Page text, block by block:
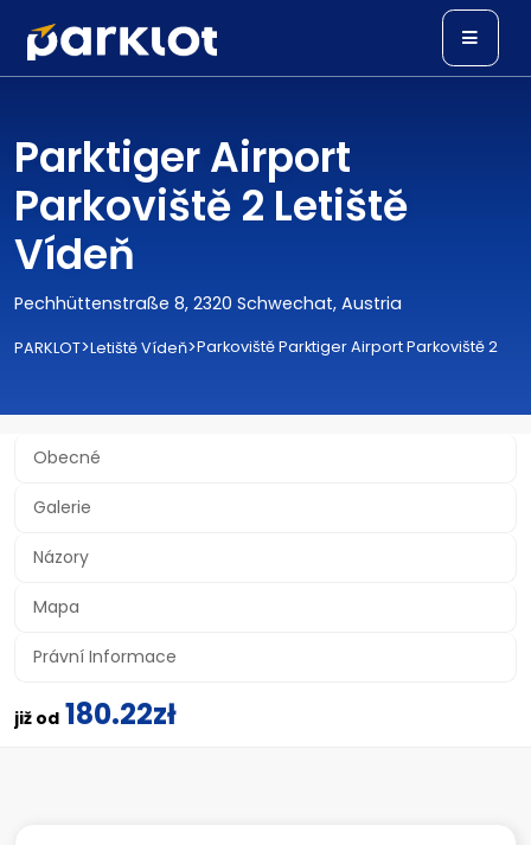
Parktiger Airport
Parkoviště 2 Letiště
Vídeň
Pechhüttenstraße 8, 2320 Schwechat, Austria
PARKLOT>Letiště Vídeň>Parkoviště Parktiger Airport Parkoviště 2
Obecné
Galerie
Názory
Mapa
Právní Informace
již od 180.22zł